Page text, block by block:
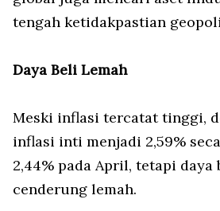
tengah ketidakpastian
Daya Beli Lemah
Meski inflasi tercatat tinggi,
inflasi inti menjadi 2,59%
2,44% pada April, tetapi daya
cenderung lemah.